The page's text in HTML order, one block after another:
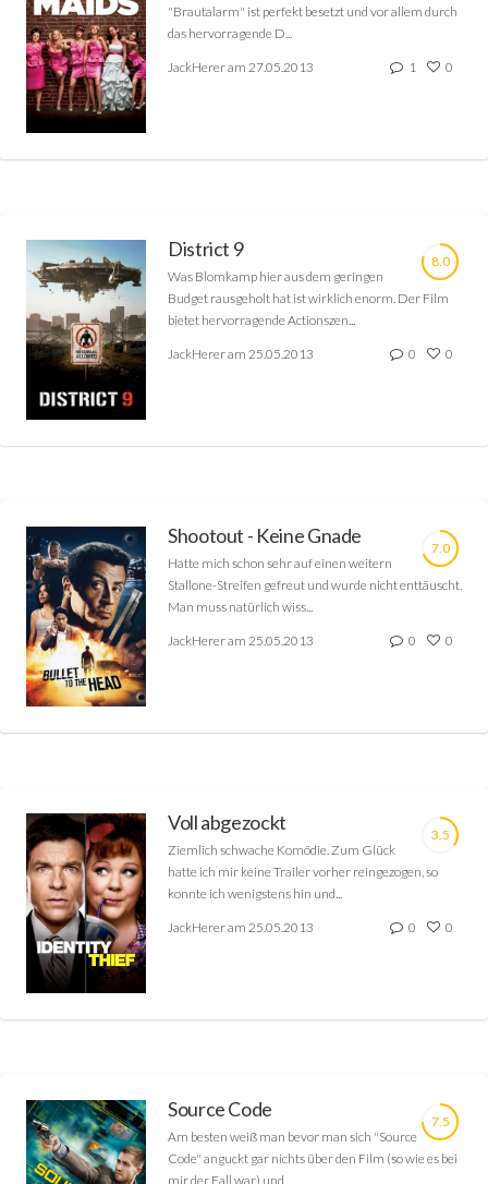
"Brautalarm" ist perfekt besetzt und vor allem durch
das hervorragende D...
JackHerer am 27.05.2013 1 0
8.0
District 9
Was Blomkamp hier aus dem geringen
Budget rausgeholt hat ist wirklich enorm. Der Film
bietet hervorragende Actionszen...
JackHerer am 25.05.2013 0 0
7.0
Shootout - Keine Gnade
Hatte mich schon sehr auf einen weitern
Stallone-Streifen gefreut und wurde nicht enttäuscht.
Man muss natürlich wiss...
JackHerer am 25.05.2013 0 0
3.5
Voll abgezockt
Ziemlich schwache Komödie. Zum Glück
hatte ich mir keine Trailer vorher reingezogen, so
konnte ich wenigstens hin und...
JackHerer am 25.05.2013 0 0
7.5
Source Code
Am besten weiß man bevor man sich "Source
Code" anguckt gar nichts über den Film (so wie es bei
mir der Fall war) und...